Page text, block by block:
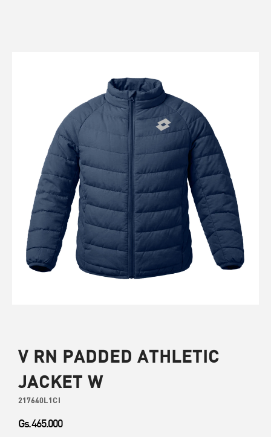
V RN PADDED ATHLETIC
JACKET W
217640L1CI
Gs. 465.000